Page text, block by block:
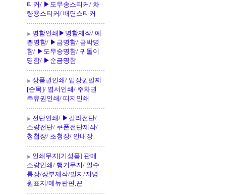
티커/ ▶도무송스티커/ 차
량용스티커/ 배면스티커
명함인쇄▶명함제작/ 예
쁜명함/ ▶금명함/ 금박명
함/ ▶도무송명함/ 귀돌이
명함/ ▶순금명함
상품권인쇄/ 입장권팔찌
[손목]/ 엽서인쇄/ 주차권
주유권인쇄/ 띠지인쇄
전단인쇄/ ▶칼라전단/
소량전단/ 쿠폰전단제작/
청첩장/ 초청장/ 안내장
인쇄무지[기성품] 판매
소량인쇄/ 행거무지/ 일수
통장/장부제작/빌지/지명
원표지/메뉴판핀,끈